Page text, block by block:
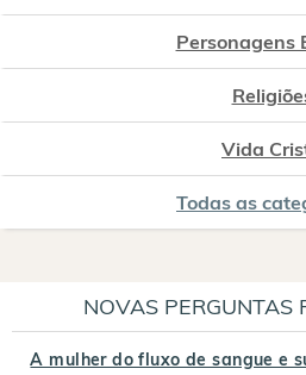
Personagens
Vida
Todas as
NOVAS PERGUNTAS
A mulher do fluxo de sangue e